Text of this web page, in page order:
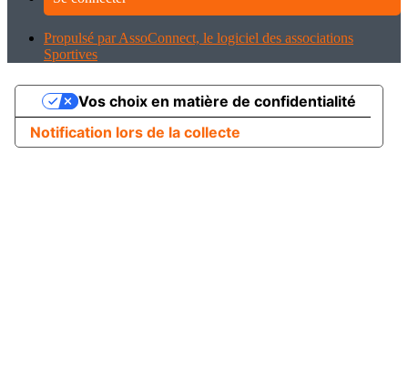
Propulsé par AssoConnect, le logiciel des associations
Sportives
Notification lors de la collecte
Vos choix en matière de confidentialité